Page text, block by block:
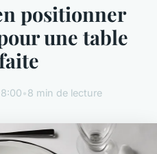
positionner
une table
•8 min de lecture